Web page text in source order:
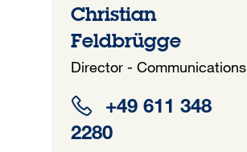
Christian
Feldbrügge
Director - Communications
+49 611 348
2280